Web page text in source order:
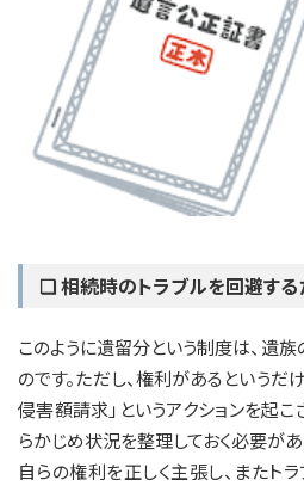
❏ 相続時のトラブルを回避する
このように遺留分という制度は、遺
のです。ただし、権利があるというだ
侵害額請求」というアクションを起
らかじめ状況を整理しておく必要があ
自らの権利を正しく主張し、またト